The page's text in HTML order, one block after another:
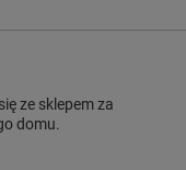
ze sklepem za
domu.